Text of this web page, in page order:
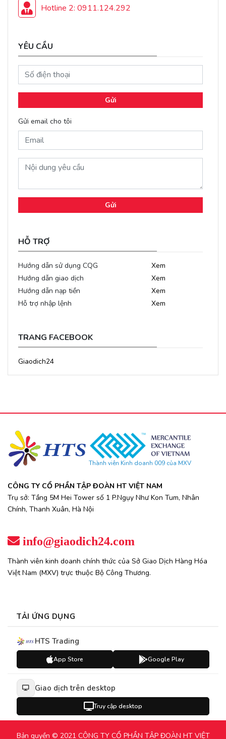
Hotline 2: 0911.124.292
YÊU CẦU
Gửi
Gửi email cho tôi
Gửi
HỖ TRỢ
Hướng dẫn sử dụng CQG
Xem
Hướng dẫn giao dịch
Xem
Hướng dẫn nạp tiền
Xem
Hỗ trợ nhập lệnh
Xem
TRANG FACEBOOK
Giaodich24
Thành viên Kinh doanh 009 của MXV
CÔNG TY CỔ PHẦN TẬP ĐOÀN HT VIỆT NAM
Trụ sở: Tầng 5M Hei Tower số 1 P.Ngụy Như Kon Tum, Nhân
Chính, Thanh Xuân, Hà Nội
info@giaodich24.com
Thành viên kinh doanh chính thức của Sở Giao Dịch Hàng Hóa
Việt Nam (MXV) trực thuộc Bộ Công Thương.
TẢI ỨNG DỤNG
HTS Trading
App Store Google Play
Giao dịch trên desktop
Truy cập desktop
Bản quyền © 2021 CÔNG TY CỔ PHẦN TẬP ĐOÀN HT VIỆT